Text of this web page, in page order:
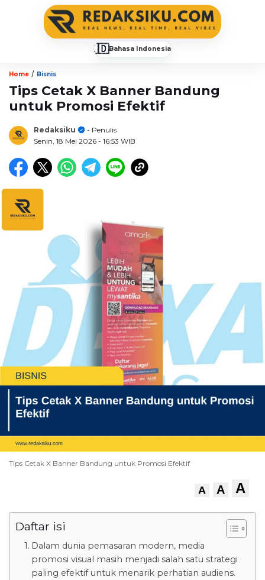
🇮🇩Bahasa Indonesia
Home / Bisnis
Tips Cetak X Banner Bandung
untuk Promosi Efektif
Redaksiku
- Penulis
Senin, 18 Mei 2026 - 16:53 WIB
Tips Cetak X Banner Bandung untuk Promosi Efektif
A A A
Daftar isi
Dalam dunia pemasaran modern, media
promosi visual masih menjadi salah satu strategi
paling efektif untuk menarik perhatian audiens.